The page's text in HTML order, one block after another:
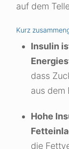
auf dem
Kurz
Insulin
dass
aus dem
Hohe
die